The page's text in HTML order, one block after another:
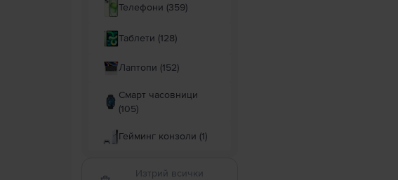
Телефони (359)
Таблети (128)
Лаптопи (152)
Смарт часовници
(105)
Гейминг конзоли (1)
Изтрий всички